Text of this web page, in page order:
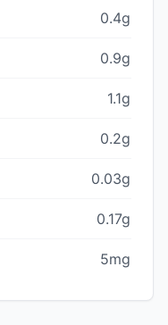
0.4g
0.9g
1.1g
0.2g
0.03g
0.17g
5mg